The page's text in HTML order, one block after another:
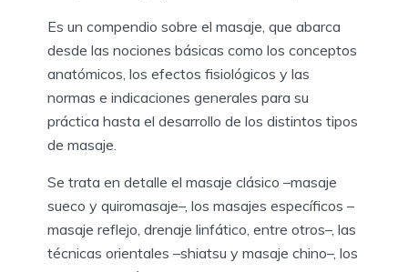
Es un compendio sobre el masaje, que abarca
desde las nociones básicas como los conceptos
anatómicos, los efectos fisiológicos y las
normas e indicaciones generales para su
práctica hasta el desarrollo de los distintos tipos
de masaje.
Se trata en detalle el masaje clásico –masaje
sueco y quiromasaje–, los masajes específicos –
masaje reflejo, drenaje linfático, entre otros–, las
técnicas orientales –shiatsu y masaje chino–, los